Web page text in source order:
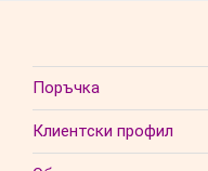
Поръчка
Клиентски профил